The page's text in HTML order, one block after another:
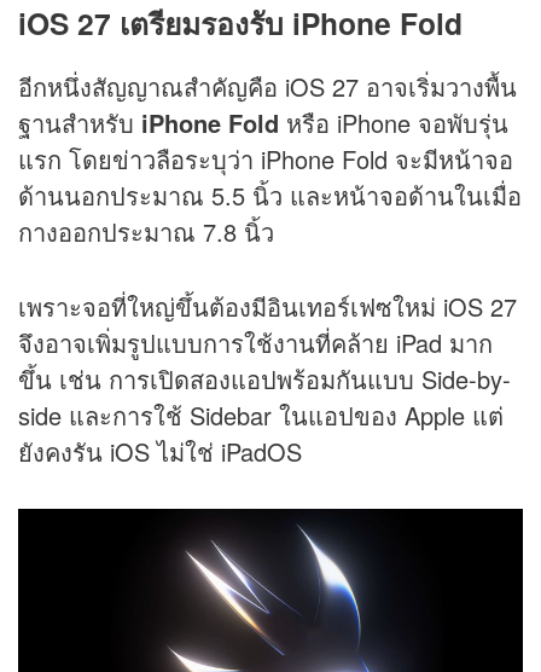
iOS 27 เตรียมรองรับ iPhone Fold
อีกหนึ่งสัญญาณสำคัญคือ iOS 27 อาจเริ่มวางพื้น
ฐานสำหรับ iPhone Fold หรือ iPhone จอพับรุ่น
แรก โดยข่าวลือระบุว่า iPhone Fold จะมีหน้าจอ
ด้านนอกประมาณ 5.5 นิ้ว และหน้าจอด้านในเมื่อ
กางออกประมาณ 7.8 นิ้ว
เพราะจอที่ใหญ่ขึ้นต้องมีอินเทอร์เฟซใหม่ iOS 27
จึงอาจเพิ่มรูปแบบการใช้งานที่คล้าย iPad มาก
ขึ้น เช่น การเปิดสองแอปพร้อมกันแบบ Side-by-
side และการใช้ Sidebar ในแอปของ Apple แต่
ยังคงรัน iOS ไม่ใช่ iPadOS